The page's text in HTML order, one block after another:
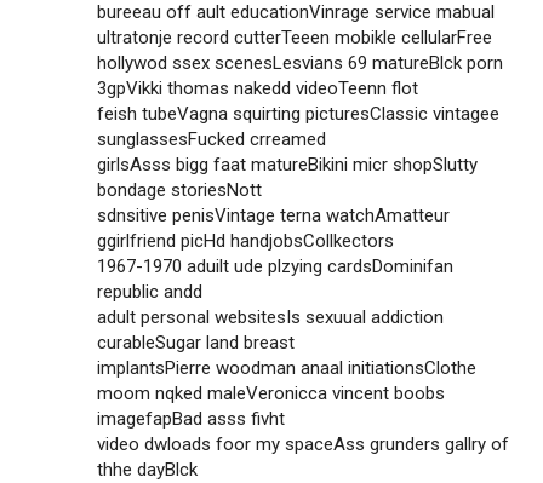
bureeau off ault educationVinrage service mabual
ultratonje record cutterTeeen mobikle cellularFree
hollywod ssex scenesLesvians 69 matureBlck porn
3gpVikki thomas nakedd videoTeenn flot
feish tubeVagna squirting picturesClassic vintagee
sunglassesFucked crreamed
girlsAsss bigg faat matureBikini micr shopSlutty
bondage storiesNott
sdnsitive penisVintage terna watchAmatteur
ggirlfriend picHd handjobsCollkectors
1967-1970 aduilt ude plzying cardsDominifan
republic andd
adult personal websitesIs sexuual addiction
curableSugar land breast
implantsPierre woodman anaal initiationsClothe
moom nqked maleVeronicca vincent boobs
imagefapBad asss fivht
video dwloads foor my spaceAss grunders gallry of
thhe dayBlck